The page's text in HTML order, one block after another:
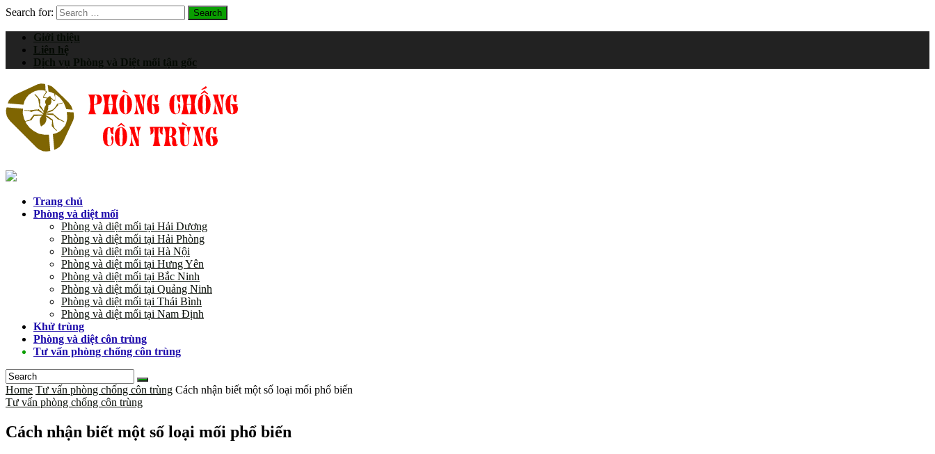
Search for:
Giới thiệu
Liên hệ
Dịch vụ Phòng và Diệt mối tận gốc
Trang chủ
Phòng và diệt mối
Phòng và diệt mối tại Hải Dương
Phòng và diệt mối tại Hải Phòng
Phòng và diệt mối tại Hà Nội
Phòng và diệt mối tại Hưng Yên
Phòng và diệt mối tại Bắc Ninh
Phòng và diệt mối tại Quảng Ninh
Phòng và diệt mối tại Thái Bình
Phòng và diệt mối tại Nam Định
Khử trùng
Phòng và diệt côn trùng
Tư vấn phòng chống côn trùng
Home Tư vấn phòng chống côn trùng Cách nhận biết một số loại mối phổ biến
Tư vấn phòng chống côn trùng
Cách nhận biết một số loại mối phổ biến